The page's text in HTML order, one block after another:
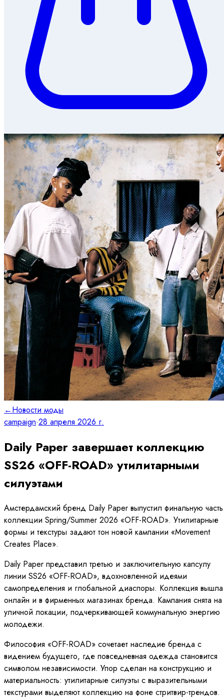
←Новости моды
campaign·28 апреля 2026 г.
Daily Paper завершает коллекцию
SS26 «OFF-ROAD» утилитарными
силуэтами
Амстердамский бренд Daily Paper выпустил финальную часть
коллекции Spring/Summer 2026 «OFF-ROAD». Утилитарные
формы и текстуры задают тон новой кампании «Movement
Creates Place».
Daily Paper представил третью и заключительную капсулу
линии SS26 «OFF-ROAD», вдохновленной идеями
самопределения и глобальной диаспоры. Коллекция вышла
онлайн и в фирменных магазинах бренда. Кампания снята на
уличной локации, подчеркивающей коммунальную энергию
молодежи.
Философия «OFF-ROAD» сочетает наследие бренда с
видением будущего, где повседневная одежда становится
символом независимости. Упор сделан на конструкцию и
материальность: утилитарные силуэты с выразительными
текстурами выделяют коллекцию на фоне стритвир-трендов.